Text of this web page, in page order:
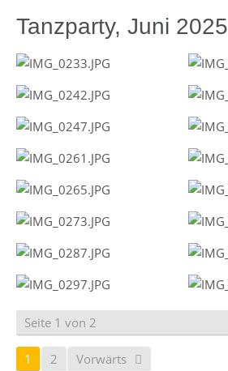
Tanzparty, Juni 2025
Seite 1 von 2
1 2 Vorwärts